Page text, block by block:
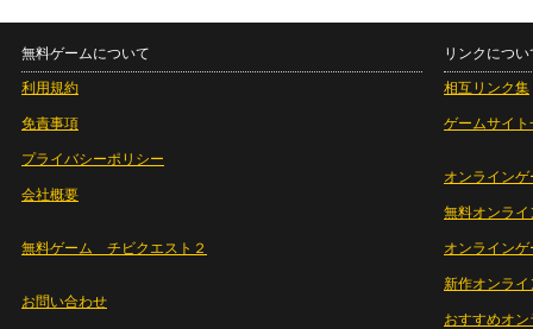
無料ゲームについて
利用規約
免責事項
プライバシーポリシー
会社概要
無料ゲーム チビクエスト２
お問い合わせ
リンクについ
相互リンク集
ゲームサイト
オンラインゲ
無料オンライ
オンライン
新作オンライ
おすすめオ